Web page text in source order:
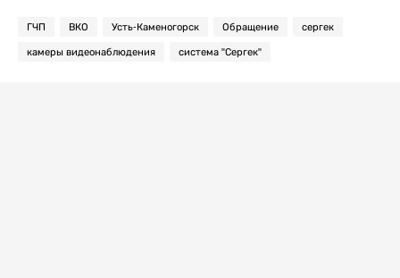
ГЧП ВКО Усть-Каменогорск Обращение сергек
камеры видеонаблюдения система "Сергек"